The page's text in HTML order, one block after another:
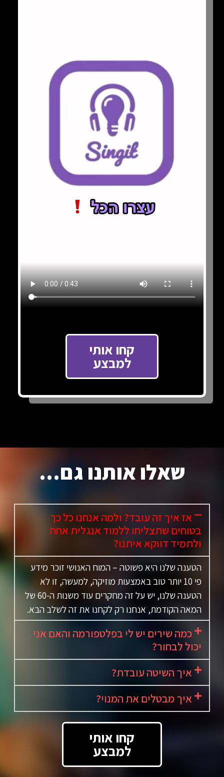
קחו אותי
למבצע
שאלו אותנו גם...
אז איך זה עובד? ולמה אנחנו כל כך
בטוחים שתצליחו ללמוד אנגלית אחת
ולתמיד דווקא איתנו?
הטענה שלנו היא פשוטה – המוח האנושי זוכר מידע
פי 10 יותר טוב באמצעות מוזיקה, למעשה, זו לא
הטענה שלנו, יש על זה מחקרים עוד משנות ה-60 של
המאה הקודמת, אנחנו רק לקחנו את זה לשלב הבא.
כמה שירים יש לי בפלטפורמה והאם אני
יכול לבחור?
איך השיטה עובדת?
איך מבטלים את המנוי?
קחו אותי
למבצע